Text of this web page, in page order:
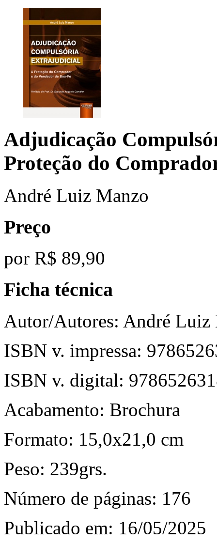
Adjudicação
Proteção do
André Luiz Manzo
Preço
por R$ 89,90
Ficha técnica
Autor/Autores: André Luiz
ISBN v. impressa:
ISBN v. digital:
Acabamento: Brochura
Formato: 15,0x21,0 cm
Peso: 239grs.
Número de páginas: 176
Publicado em: 16/05/2025